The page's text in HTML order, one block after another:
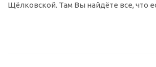
Щёлковской. Там Вы найдёте все, что